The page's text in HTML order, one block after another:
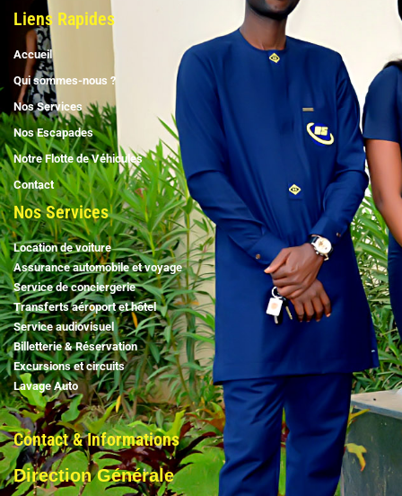
Liens Rapides
Accueil
Qui sommes-nous ?
Nos Services
Nos Escapades
Notre Flotte de Véhicules
Contact
Nos Services
Location de voiture
Assurance automobile et voyage
Service de conciergerie
Transferts aéroport et hôtel
Service audiovisuel
Billetterie & Réservation
Excursions et circuits
Lavage Auto
Contact & Informations
Direction Générale